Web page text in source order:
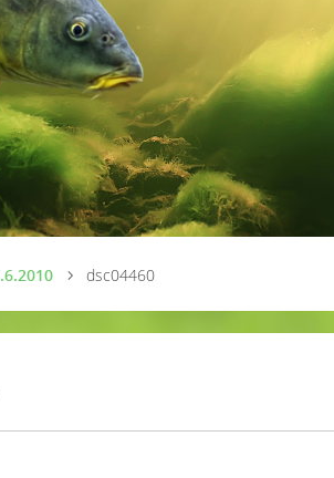
dsc04460